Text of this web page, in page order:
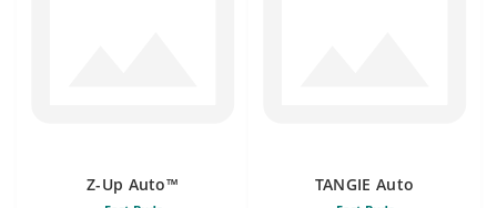
Z-Up Auto™ TANGIE Auto